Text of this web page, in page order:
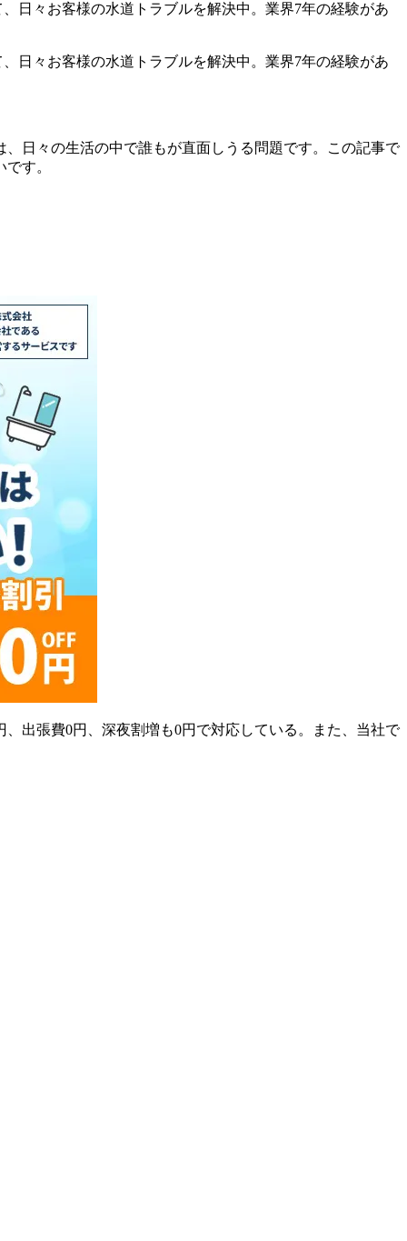
日々お客様の水道トラブルを解決中。業界7年の経験があ
日々お客様の水道トラブルを解決中。業界7年の経験があ
日々の生活の中で誰もが直面しうる問題です。この記事で
す。
出張費0円、深夜割増も0円で対応している。また、当社で